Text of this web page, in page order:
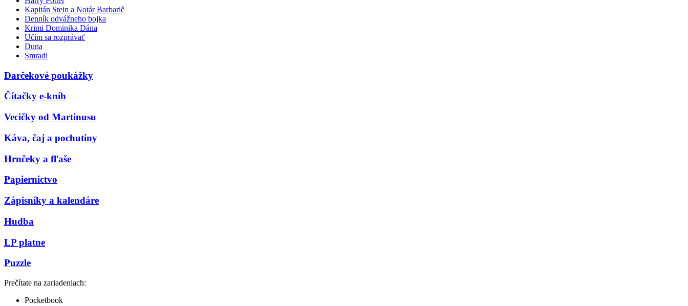
Kapitán Stein a Notár Barbarič
Denník odvážneho bojka
Krimi Dominika Dána
Učím sa rozprávať
Duna
Smradi
Darčekové poukážky
Čítačky e-kníh
Vecičky od Martinusu
Káva, čaj a pochutiny
Hrnčeky a fľaše
Papiernictvo
Zápisníky a kalendáre
Hudba
LP platne
Puzzle
Prečítate na zariadeniach:
Pocketbook